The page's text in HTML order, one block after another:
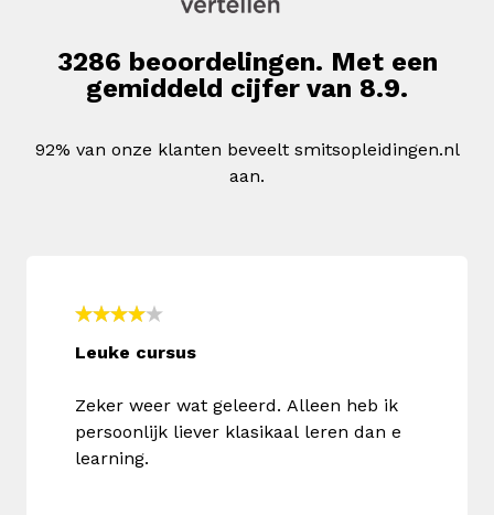
3286 beoordelingen. Met een
gemiddeld cijfer van 8.9.
92% van onze klanten beveelt smitsopleidingen.nl
aan.
Leuke cursus
Zeker weer wat geleerd. Alleen heb ik
persoonlijk liever klasikaal leren dan e
learning.